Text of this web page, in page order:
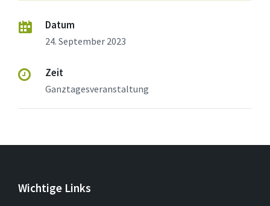
Datum
24. September 2023
Zeit
Ganztagesveranstaltung
Wichtige Links